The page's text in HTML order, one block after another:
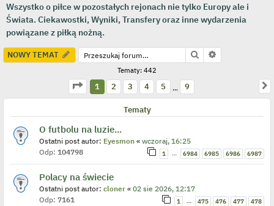
Wszystko o piłce w pozostałych rejonach nie tylko Europy ale i
Świata. Ciekawostki, Wyniki, Transfery oraz inne wydarzenia
powiązane z piłką nożną.
NOWY TEMAT Szukaj
Tematy: 442
Strona 1 z 9
1 2 3 4 5 … 9
Tematy
O futbolu na luzie...
Ostatni post autor: Eyesmon « wczoraj, 16:25
Odp: 104798 1 … 6984 6985 6986 6987
Polacy na świecie
Ostatni post autor: cloner « 02 sie 2026, 12:17
Odp: 7161 1 … 475 476 477 478